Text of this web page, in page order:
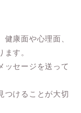
康面や心理面、
す。
ッセージを送って
つけることが大切